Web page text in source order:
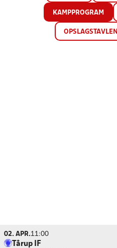
KAMPPROGRAM
OPSLAGSTAVLEN
02. APR.11:00
Tårup IF